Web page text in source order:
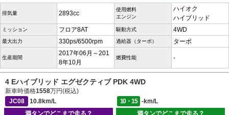
排気量 2893cc
使用燃料
エンジン
ハイオク
ハイブリッド
ミッション フロア8AT 駆動方式 4WD
最大出力 330ps/6500rpm 過給器（ターボ） ターボ
生産期間
2017年06月～201
8年10月
燃費性能 -
4 Eハイブリッド エグゼクティブ PDK 4WD
新車時価格1558万円(税込)
JC08
10.8km/L 10・15
-km/L